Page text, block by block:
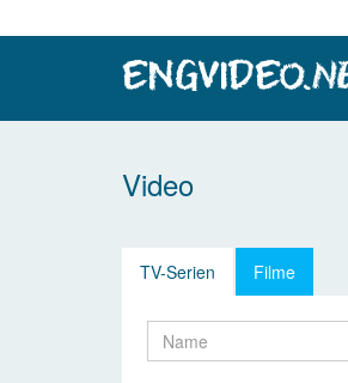
Video
TV-Serien Filme